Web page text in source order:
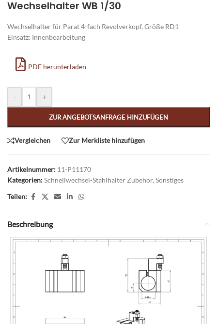
Wechselhalter WB 1/30
Wechselhalter für Parat 4-fach Revolverkopf, Größe RD1
Einsatz: Innenbearbeitung
PDF herunterladen
- +
ZUR ANGEBOTSANFRAGE HINZUFÜGEN
Vergleichen Zur Merkliste hinzufügen
Artikelnummer: 11-P11170
Kategorien:Schnellwechsel-Stahlhalter Zubehör, Sonstiges
Teilen:
Beschreibung